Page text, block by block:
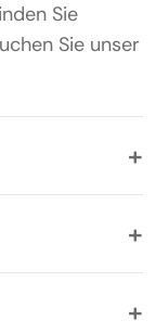
Sie
Sie unser